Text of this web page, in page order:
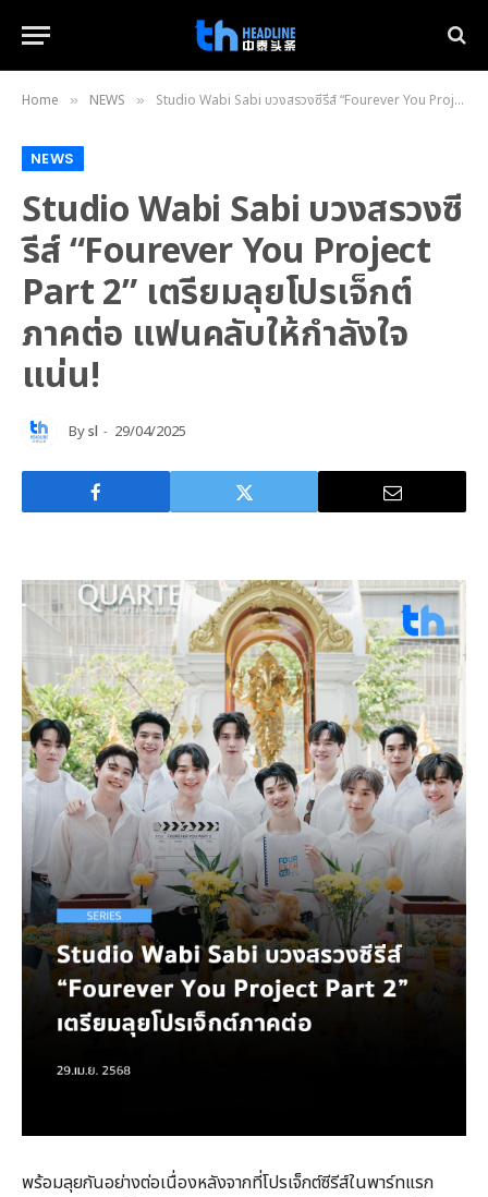
Home » NEWS » Studio Wabi Sabi บวงสรวงซีรีส์ “Fourever You Project Part 2” เตรียมลุยโปรเจ็กต์ภาคต่อ แฟนคลับให้กำลังใจแน่น!
NEWS
Studio Wabi Sabi บวงสรวงซี
รีส์ “Fourever You Project
Part 2” เตรียมลุยโปรเจ็กต์
ภาคต่อ แฟนคลับให้กำลังใจ
แน่น!
Bysl 29/04/2025
พร้อมลุยกันอย่างต่อเนื่องหลังจากที่โปรเจ็กต์ซีรีส์ในพาร์ทแรก